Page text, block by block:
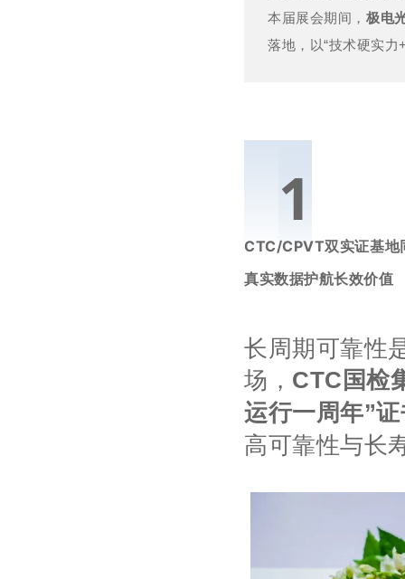
本届展会期间， 极电
落地，以“技术硬实力
1
CTC/CPVT双实证基地
真实数据护航长效价值
长周期可靠性
场， CTC 国检
运行一周年”证
高可靠性与长